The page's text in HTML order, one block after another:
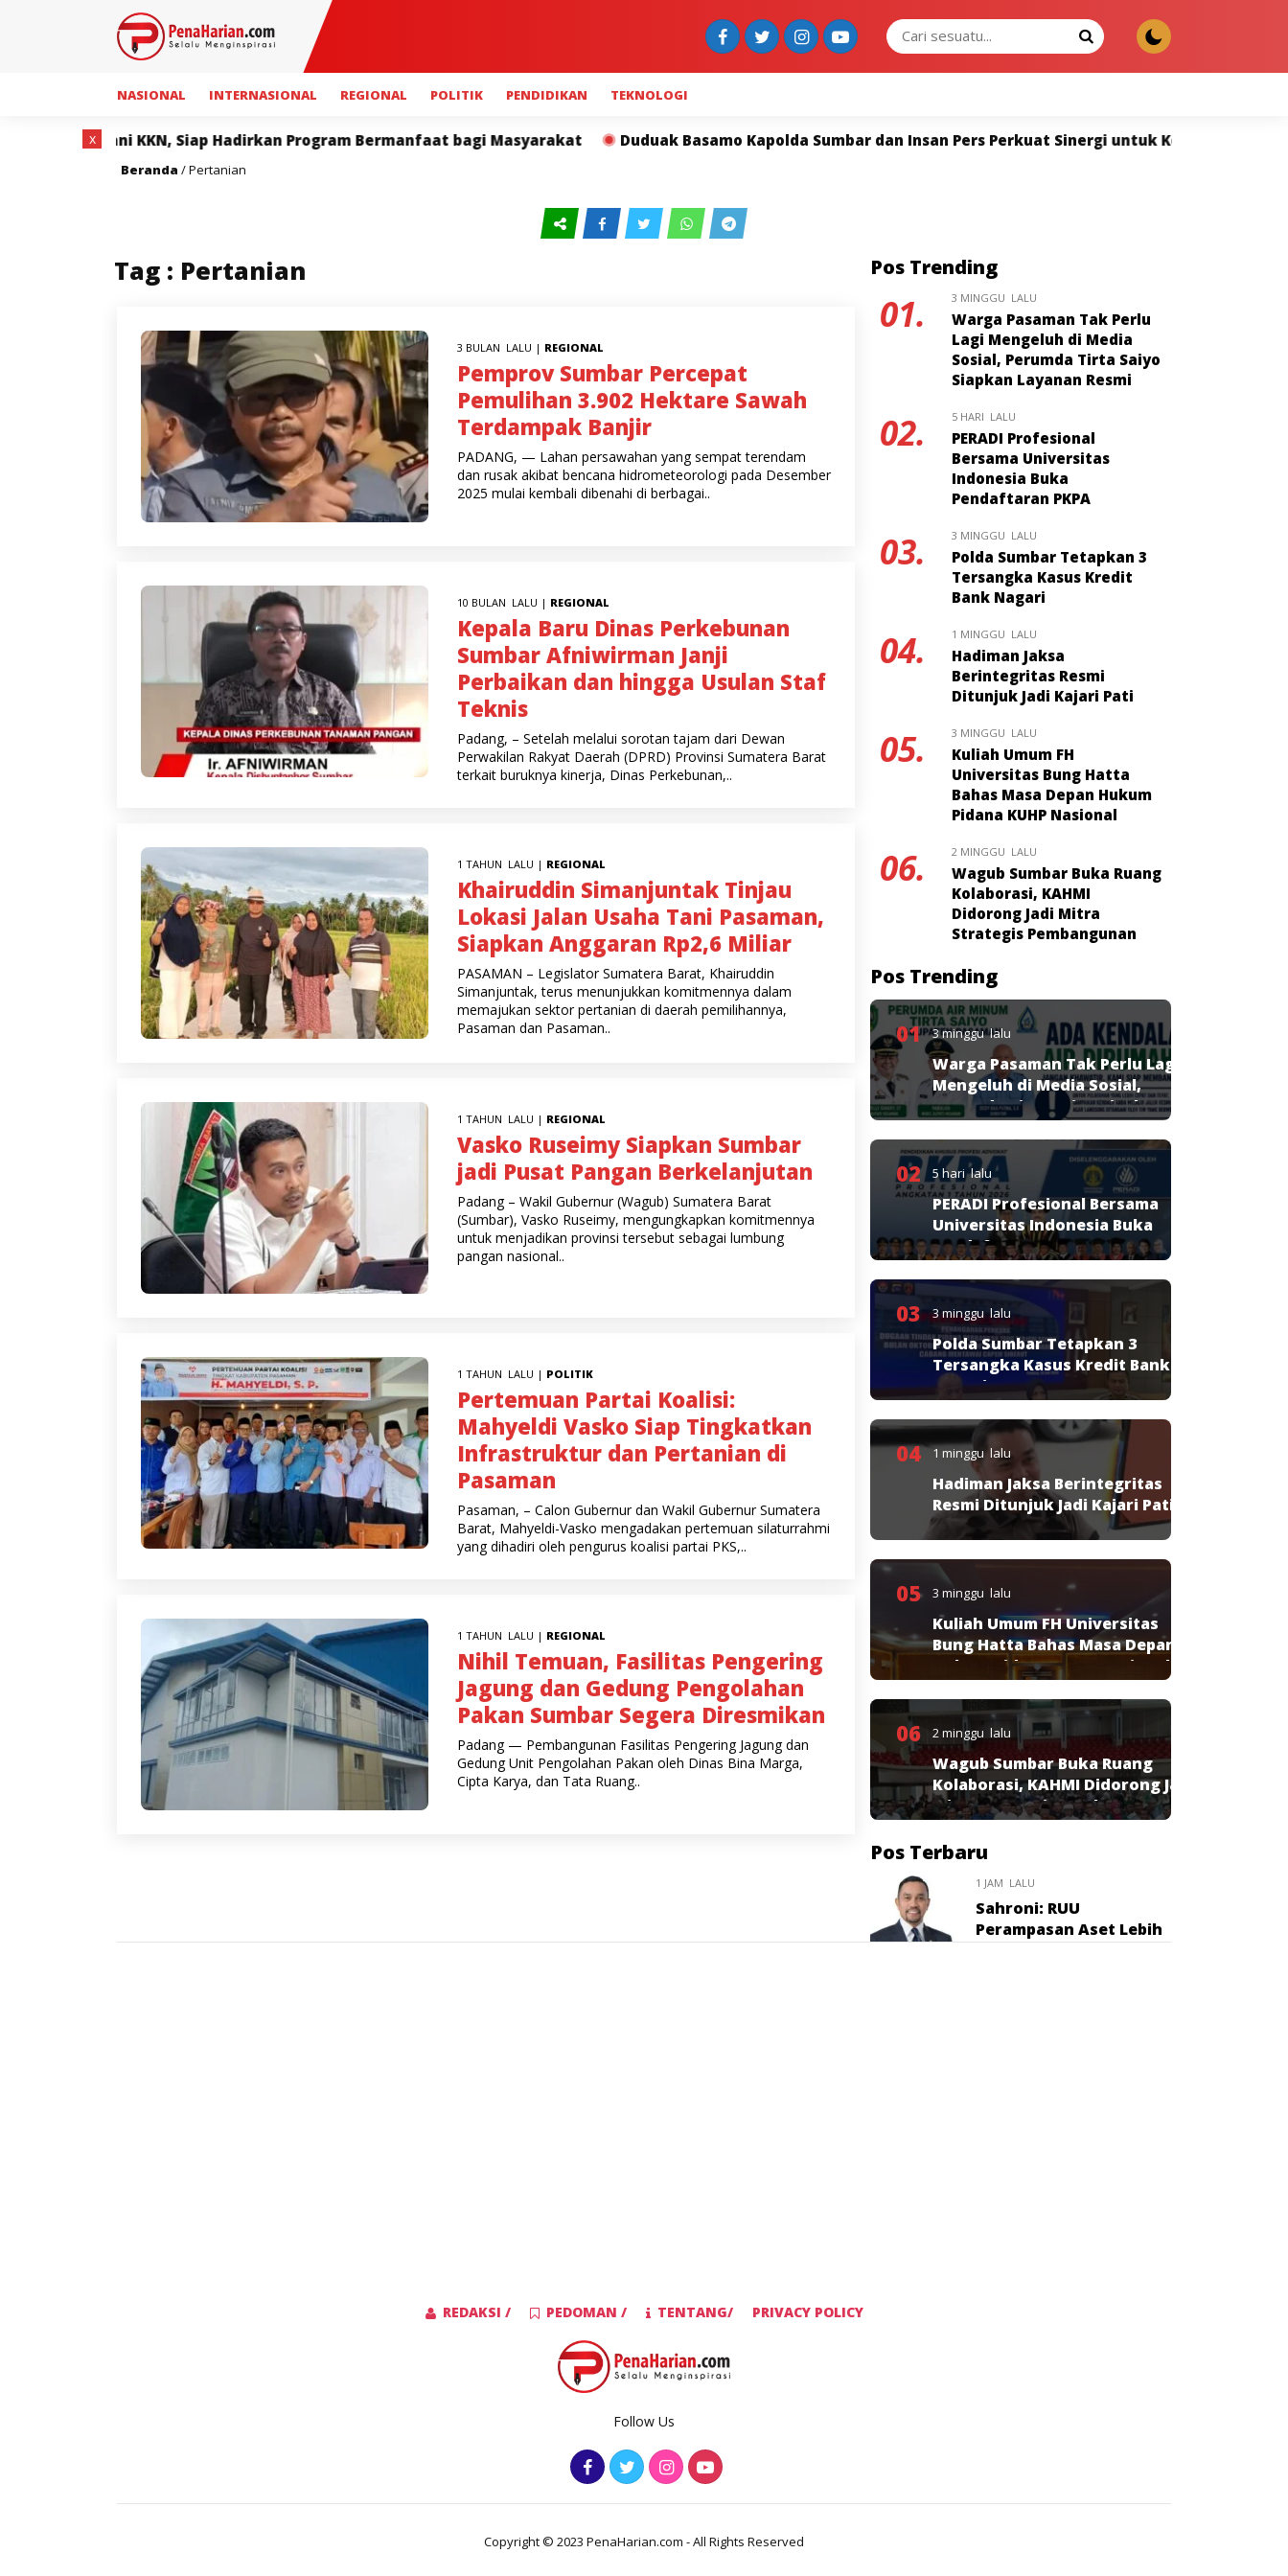
NASIONAL INTERNASIONAL REGIONAL POLITIK PENDIDIKAN TEKNOLOGI
KKN, Siap Hadirkan Program Bermanfaat bagi Masyarakat Duduak Basamo Kapolda Sumbar dan Insan Pers Perkuat Sinergi untuk Keterbukaan Informasi
Beranda /Pertanian
Tag : Pertanian
3 BULAN LALU | REGIONAL
Pemprov Sumbar Percepat
Pemulihan 3.902 Hektare Sawah
Terdampak Banjir
PADANG, — Lahan persawahan yang sempat terendam
dan rusak akibat bencana hidrometeorologi pada Desember
2025 mulai kembali dibenahi di berbagai..
10 BULAN LALU | REGIONAL
Kepala Baru Dinas Perkebunan
Sumbar Afniwirman Janji
Perbaikan dan hingga Usulan Staf
Teknis
Padang, – Setelah melalui sorotan tajam dari Dewan
Perwakilan Rakyat Daerah (DPRD) Provinsi Sumatera Barat
terkait buruknya kinerja, Dinas Perkebunan,..
1 TAHUN LALU | REGIONAL
Khairuddin Simanjuntak Tinjau
Lokasi Jalan Usaha Tani Pasaman,
Siapkan Anggaran Rp2,6 Miliar
PASAMAN – Legislator Sumatera Barat, Khairuddin
Simanjuntak, terus menunjukkan komitmennya dalam
memajukan sektor pertanian di daerah pemilihannya,
Pasaman dan Pasaman..
1 TAHUN LALU | REGIONAL
Vasko Ruseimy Siapkan Sumbar
jadi Pusat Pangan Berkelanjutan
Padang – Wakil Gubernur (Wagub) Sumatera Barat
(Sumbar), Vasko Ruseimy, mengungkapkan komitmennya
untuk menjadikan provinsi tersebut sebagai lumbung
pangan nasional..
1 TAHUN LALU | POLITIK
Pertemuan Partai Koalisi:
Mahyeldi Vasko Siap Tingkatkan
Infrastruktur dan Pertanian di
Pasaman
Pasaman, – Calon Gubernur dan Wakil Gubernur Sumatera
Barat, Mahyeldi-Vasko mengadakan pertemuan silaturrahmi
yang dihadiri oleh pengurus koalisi partai PKS,..
1 TAHUN LALU | REGIONAL
Nihil Temuan, Fasilitas Pengering
Jagung dan Gedung Pengolahan
Pakan Sumbar Segera Diresmikan
Padang — Pembangunan Fasilitas Pengering Jagung dan
Gedung Unit Pengolahan Pakan oleh Dinas Bina Marga,
Cipta Karya, dan Tata Ruang..
Pos Trending
01. 3 MINGGU LALU
Warga Pasaman Tak Perlu
Lagi Mengeluh di Media
Sosial, Perumda Tirta Saiyo
Siapkan Layanan Resmi
02. 5 HARI LALU
PERADI Profesional
Bersama Universitas
Indonesia Buka
Pendaftaran PKPA
03. 3 MINGGU LALU
Polda Sumbar Tetapkan 3
Tersangka Kasus Kredit
Bank Nagari
04. 1 MINGGU LALU
Hadiman Jaksa
Berintegritas Resmi
Ditunjuk Jadi Kajari Pati
05. 3 MINGGU LALU
Kuliah Umum FH
Universitas Bung Hatta
Bahas Masa Depan Hukum
Pidana KUHP Nasional
06. 2 MINGGU LALU
Wagub Sumbar Buka Ruang
Kolaborasi, KAHMI
Didorong Jadi Mitra
Strategis Pembangunan
Pos Trending
01 3 minggu lalu
Warga Pasaman Tak Perlu Lagi
Mengeluh di Media Sosial,
Perumda Tirta Saiyo Siapkan
Layanan Resmi
02 5 hari lalu
PERADI Profesional Bersama
Universitas Indonesia Buka
Pendaftaran PKPA
03 3 minggu lalu
Polda Sumbar Tetapkan 3
Tersangka Kasus Kredit Bank
Nagari
04 1 minggu lalu
Hadiman Jaksa Berintegritas
Resmi Ditunjuk Jadi Kajari Pati
05 3 minggu lalu
Kuliah Umum FH Universitas
Bung Hatta Bahas Masa Depan
Hukum Pidana KUHP Nasional
06 2 minggu lalu
Wagub Sumbar Buka Ruang
Kolaborasi, KAHMI Didorong Jadi
Mitra Strategis Pembangunan
Pos Terbaru
1 JAM LALU
Sahroni: RUU
Perampasan Aset Lebih
x
REDAKSI / PEDOMAN / TENTANG/ PRIVACY POLICY
Follow Us
Copyright © 2023 PenaHarian.com - All Rights Reserved